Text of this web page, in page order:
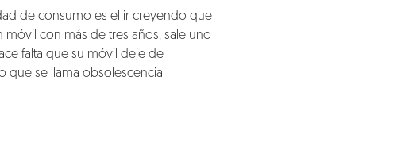
de consumo es el ir creyendo que
con más de tres años, sale uno
falta que su móvil deje de
que se llama obsolescencia